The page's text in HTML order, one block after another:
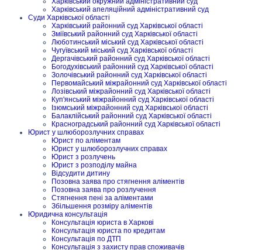
Харківський апеляційний адміністративний суд
Суди Харківської області
Харківський районний суд Харківської області
Зміївський районний суд Харківської області
Люботинський міський суд Харківської області
Чугуївський міський суд Харківської області
Дергачівський районний суд Харківської області
Богодухівський районний суд Харківської області
Золочівський районний суд Харківської області
Первомайський міжрайонний суд Харківської області
Лозівський міжрайонний суд Харківської області
Куп'янський міжрайонний суд Харківської області
Ізюмський міжрайонний суд Харківської області
Балаклійський районний суд Харківської області
Красноградський районний суд Харківської області
Юрист у шлюборозлучних справах
Юрист по аліментам
Юрист у шлюборозлучних справах
Юрист з розлучень
Юрист з розподілу майна
Відсудити дитину
Позовна заява про стягнення аліментів
Позовна заява про розлучення
Стягнення пені за аліментами
Збільшення розміру аліментів
Юридична консультація
Консультація юриста в Харкові
Консультація юриста по кредитам
Консультація по ДТП
Консультація з захисту прав споживачів